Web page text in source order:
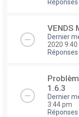
Réponses
VENDS
Dernier
2020 9:40
Réponses
1.6.3
Dernier
3:44 pm
Réponses